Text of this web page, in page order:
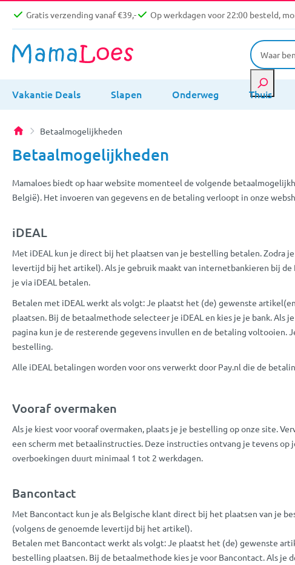
Gratis verzending vanaf €39,- Op werkdagen voor 22:00 besteld,
Vakantie Deals Slapen Onderweg Thuis
Betaalmogelijkheden
Betaalmogelijkheden
Mamaloes biedt op haar website momenteel de volgende
België). Het invoeren van gegevens en de betaling verloopt in onze
iDEAL
Met iDEAL kun je direct bij het plaatsen van je bestelling betalen. Zodra
levertijd bij het artikel). Als je gebruik maakt van internetbankieren bij de
je via iDEAL betalen.
Betalen met iDEAL werkt als volgt: Je plaatst het (de) gewenste
plaatsen. Bij de betaalmethode selecteer je iDEAL en kies je je bank.
pagina kun je de resterende gegevens invullen en de betaling
bestelling.
Alle iDEAL betalingen worden voor ons verwerkt door Pay.nl die de
Vooraf overmaken
Als je kiest voor vooraf overmaken, plaats je je bestelling op onze site.
een scherm met betaalinstructies. Deze instructies ontvang je tevens op
overboekingen duurt minimaal 1 tot 2 werkdagen.
Bancontact
Met Bancontact kun je als Belgische klant direct bij het plaatsen van je
(volgens de genoemde levertijd bij het artikel).
Betalen met Bancontact werkt als volgt: Je plaatst het (de) gewenste
bestelling plaatsen. Bij de betaalmethode kies je voor Bancontact. Als je